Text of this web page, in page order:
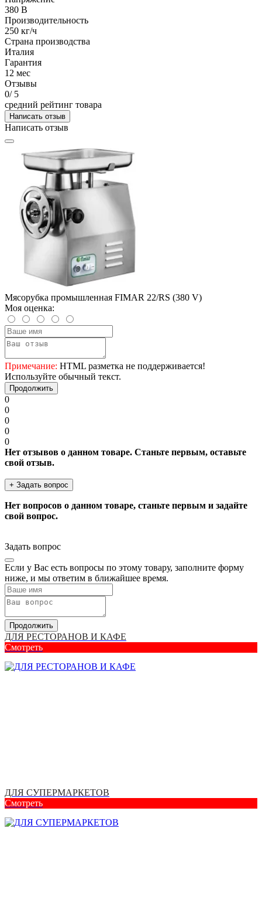
380 В
Производительность
250 кг/ч
Страна производства
Италия
Гарантия
12 мес
Отзывы
0/ 5
средний рейтинг товара
Написать отзыв
Написать отзыв
Мясорубка промышленная FIMAR 22/RS (380 V)
Моя оценка:
Примечание: HTML разметка не поддерживается!
Используйте обычный текст.
Продолжить
0
0
0
0
0
Нет отзывов о данном товаре. Станьте первым, оставьте
свой отзыв.
+ Задать вопрос
Нет вопросов о данном товаре, станьте первым и задайте
свой вопрос.
Задать вопрос
Если у Вас есть вопросы по этому товару, заполните форму
ниже, и мы ответим в ближайшее время.
Продолжить
ДЛЯ РЕСТОРАНОВ И КАФЕ
Смотреть
ДЛЯ СУПЕРМАРКЕТОВ
Смотреть